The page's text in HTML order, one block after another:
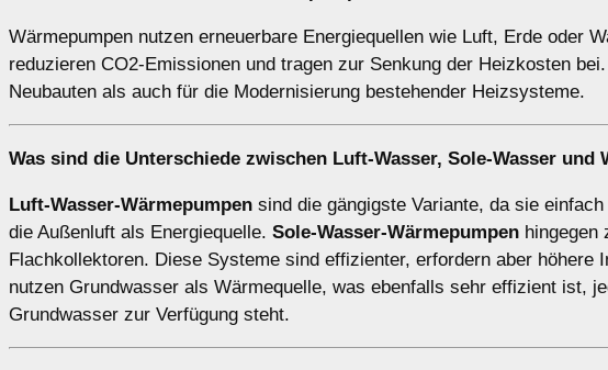
Wärmepumpen nutzen erneuerbare Energiequellen wie Luft, Erde oder
reduzieren CO2-Emissionen und tragen zur Senkung der Heizkosten
Neubauten als auch für die Modernisierung bestehender Heizsysteme.
Was sind die Unterschiede zwischen Luft-Wasser, Sole-Wasser und
Luft-Wasser-Wärmepumpen sind die gängigste Variante, da sie
die Außenluft als Energiequelle. Sole-Wasser-Wärmepumpen hingegen
Flachkollektoren. Diese Systeme sind effizienter, erfordern aber höhere
nutzen Grundwasser als Wärmequelle, was ebenfalls sehr effizient ist,
Grundwasser zur Verfügung steht.